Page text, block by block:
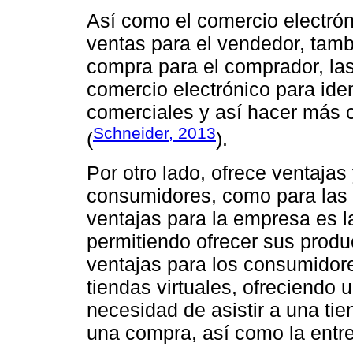
Así como el comercio
ventas para el vendedor,
compra para el comprador,
comercio electrónico para
comerciales y así hacer más
(Schneider, 2013).
Por otro lado, ofrece
consumidores, como para
ventajas para la empresa es
permitiendo ofrecer sus
ventajas para los
tiendas virtuales, ofreciendo
necesidad de asistir a una
una compra, así como la